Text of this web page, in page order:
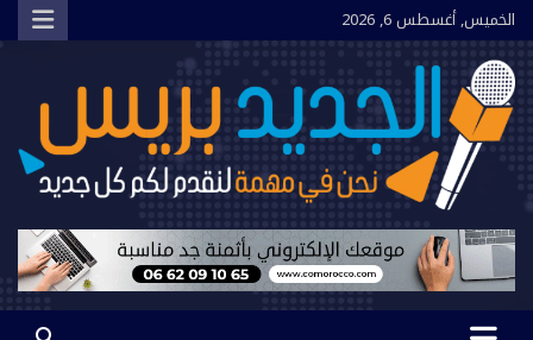
Skip
to
content
الخميس, أغسطس 6, 2026
الجديد بريس
نحن في مهمة لنقدم لكم كل جديد